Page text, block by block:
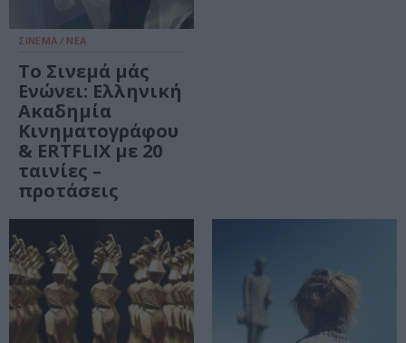
ΣΙΝΕΜΑ / ΝΕΑ
Το Σινεμά μάς
Ενώνει: Ελληνική
Ακαδημία
Κινηματογράφου
& ERTFLIX με 20
ταινίες –
προτάσεις